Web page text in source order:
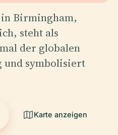
in Birmingham,
steht als
der globalen
und symbolisiert
Karte anzeigen